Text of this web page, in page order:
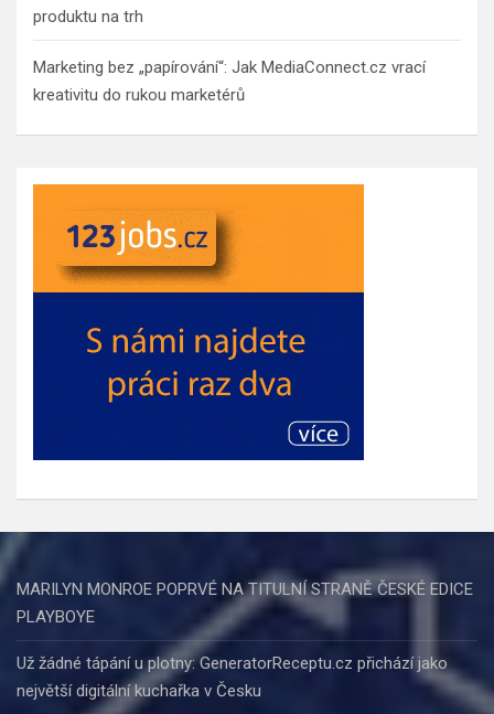
produktu na trh
Marketing bez „papírování“: Jak MediaConnect.cz vrací
kreativitu do rukou marketérů
MARILYN MONROE POPRVÉ NA TITULNÍ STRANĚ ČESKÉ EDICE
PLAYBOYE
Už žádné tápání u plotny: GeneratorReceptu.cz přichází jako
největší digitální kuchařka v Česku